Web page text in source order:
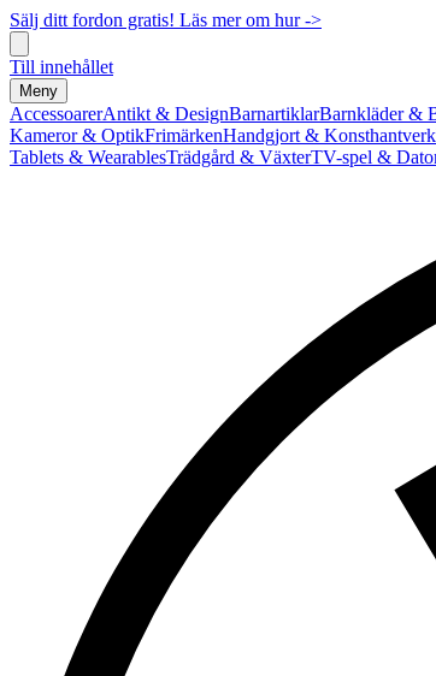
Sälj ditt fordon gratis! Läs mer om hur ->
Till innehållet
Meny
AccessoarerAntikt & DesignBarnartiklarBarnkläder &
Kameror & OptikFrimärkenHandgjort & Konsthantverk
Tablets & WearablesTrädgård & VäxterTV-spel &